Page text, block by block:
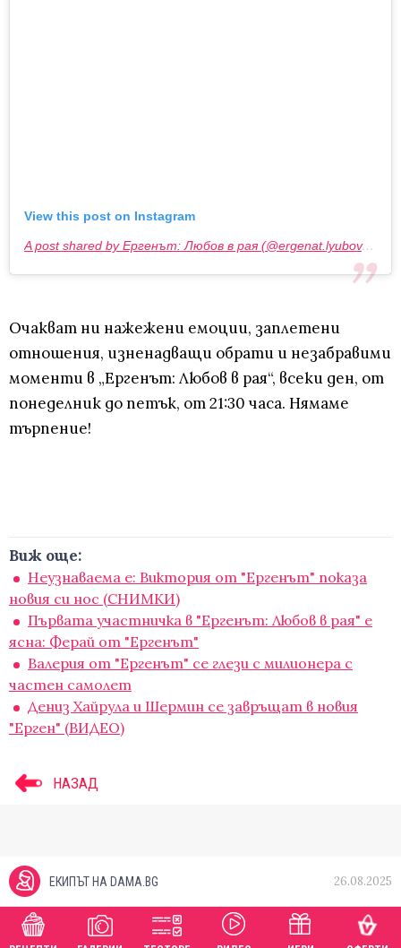
View this post on Instagram
A post shared by Ергенът: Любов в рая (@ergenat.lyubov.v.raya.btv)
Очакват ни нажежени емоции, заплетени
отношения, изненадващи обрати и незабравими
моменти в „Ергенът: Любов в рая“, всеки ден, от
понеделник до петък, от 21:30 часа. Нямаме
търпение!
Виж още:
Неузнаваема е: Виктория от "Ергенът" показа
новия си нос (СНИМКИ)
Първата участничка в "Ергенът: Любов в рая" е
ясна: Ферай от "Ергенът"
Валерия от "Ергенът" се глези с милионера с
частен самолет
Дениз Хайрула и Шермин се завръщат в новия
"Ерген" (ВИДЕО)
НАЗАД
ЕКИПЪТ НА DAMA.BG 26.08.2025